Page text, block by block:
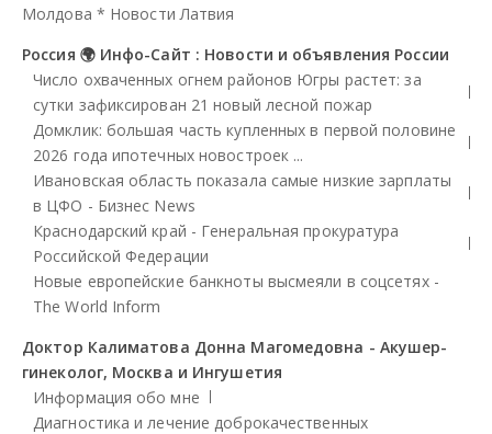
Молдова * Новости Латвия
Россия 🌍 Инфо-Сайт : Новости и объявления России
Число охваченных огнем районов Югры растет: за
сутки зафиксирован 21 новый лесной пожар
Домклик: большая часть купленных в первой половине
2026 года ипотечных новостроек ...
Ивановская область показала самые низкие зарплаты
в ЦФО - Бизнес News
Краснодарский край - Генеральная прокуратура
Российской Федерации
Новые европейские банкноты высмеяли в соцсетях -
The World Inform
Доктор Калиматова Донна Магомедовна - Акушер-
гинеколог, Москва и Ингушетия
Информация обо мне
Диагностика и лечение доброкачественных